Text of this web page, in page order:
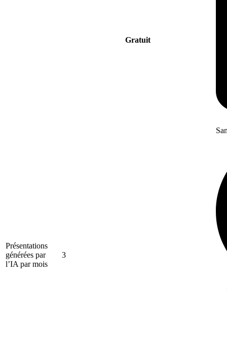
Gratuit
Présentations
générées par
l’IA par mois
3